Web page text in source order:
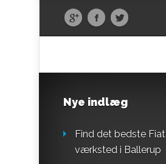
Nye indlæg
Find det bedste Fiat
værksted i Ballerup